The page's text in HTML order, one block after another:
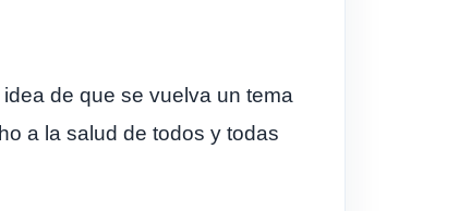
de que se vuelva un tema
a la salud de todos y todas